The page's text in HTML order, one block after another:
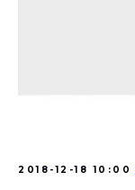
2018-12-18 10:00